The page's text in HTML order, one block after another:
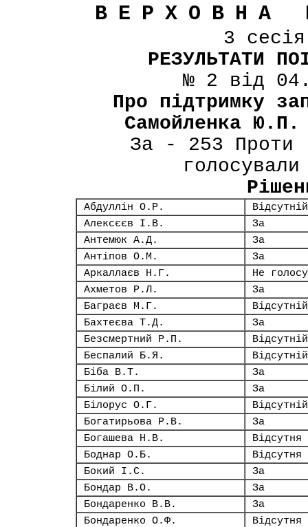
ВЕРХОВНА
3
РЕЗУЛЬТАТИ
№ 2 від
Про підтримку
Самойленка Ю.П.
За - 253 Проти
Абдуллін О.Р.
Відсутній
Алексєєв І.В.
За
Антемюк А.Д.
За
Антіпов О.М.
За
Аркаллаєв Н.Г.
Не
Ахметов Р.Л.
За
Баграєв М.Г.
Відсутній
Бахтеєва Т.Д.
За
Безсмертний Р.П.
Відсутній
Беспалий Б.Я.
Відсутній
Біба В.Т.
За
Білий О.П.
За
Білорус О.Г.
Відсутній
Богатирьова Р.В.
За
Богашева Н.В.
Відсутня
Боднар О.Б.
Відсутня
Бокий І.С.
За
Бондар В.О.
За
Бондаренко В.В.
За
Бондаренко О.Ф.
Відсутня